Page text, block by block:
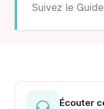
Suivez le
Écouter